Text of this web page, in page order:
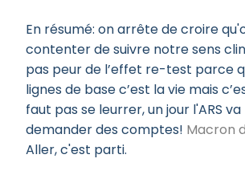
En résumé: on arrête de croire
contenter de suivre notre sens
pas peur de l’effet re-test parce
lignes de base c’est la vie mais
faut pas se leurrer, un jour l'ARS va
demander des comptes! Macron
Aller, c'est parti.